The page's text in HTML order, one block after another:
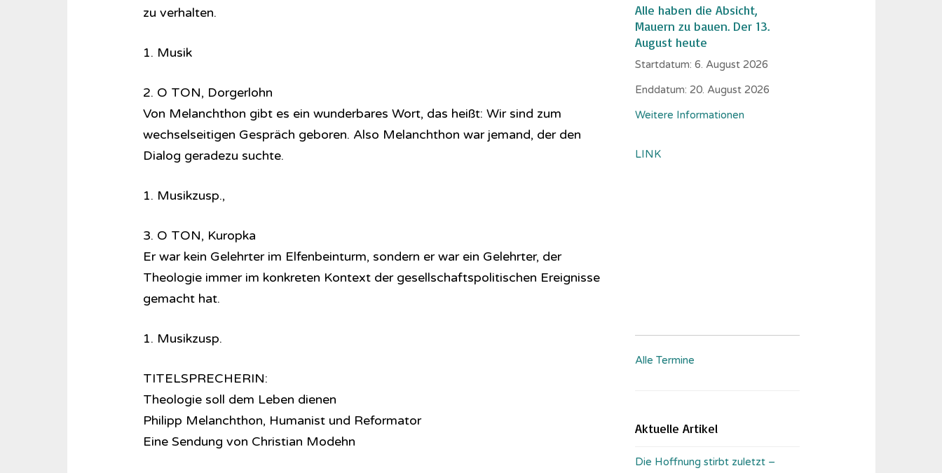
zu verhalten.
1. Musik
2. O TON, Dorgerlohn
Von Melanchthon gibt es ein wunderbares Wort, das heißt: Wir sind zum
wechselseitigen Gespräch geboren. Also Melanchthon war jemand, der den
Dialog geradezu suchte.
1. Musikzusp.,
3. O TON, Kuropka
Er war kein Gelehrter im Elfenbeinturm, sondern er war ein Gelehrter, der
Theologie immer im konkreten Kontext der gesellschaftspolitischen Ereignisse
gemacht hat.
1. Musikzusp.
TITELSPRECHERIN:
Theologie soll dem Leben dienen
Philipp Melanchthon, Humanist und Reformator
Eine Sendung von Christian Modehn
Alle haben die Absicht,
Mauern zu bauen. Der 13.
August heute
Startdatum:6. August 2026
Enddatum: 20. August 2026
Weitere Informationen
LINK
Alle Termine
Aktuelle Artikel
Die Hoffnung stirbt zuletzt –